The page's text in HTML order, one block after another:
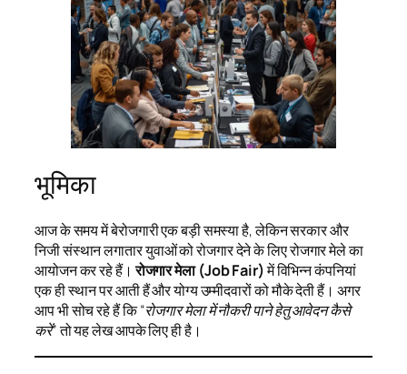
भूमिका
आज के समय में बेरोजगारी एक बड़ी समस्या है, लेकिन सरकार और
निजी संस्थान लगातार युवाओं को रोजगार देने के लिए रोजगार मेले का
आयोजन कर रहे हैं।रोजगार मेला (Job Fair)में विभिन्न कंपनियां
एक ही स्थान पर आती हैं और योग्य उम्मीदवारों को मौके देती हैं। अगर
आप भी सोच रहे हैं कि“रोजगार मेला में नौकरी पाने हेतु आवेदन कैसे
करें”तो यह लेख आपके लिए ही है।